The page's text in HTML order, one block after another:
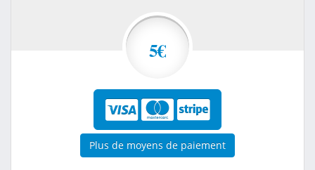
5€
Plus de moyens de paiement